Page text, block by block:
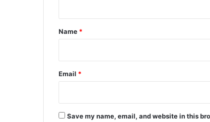
*
Name *
Email *
Save my name, email, and website in this